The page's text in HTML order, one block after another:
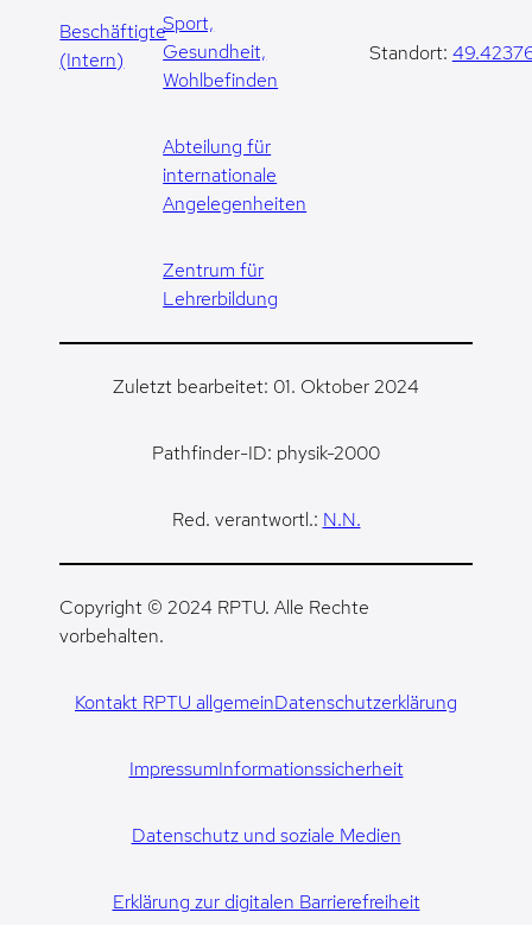
Beschäftigte
(Intern)
Sport,
Gesundheit,
Wohlbefinden
Abteilung für
internationale
Angelegenheiten
Zentrum für
Lehrerbildung
Standort:
Zuletzt bearbeitet: 01. Oktober 2024
Pathfinder-ID: physik-2000
Red. verantwortl.: N.N.
Copyright © 2024 RPTU. Alle Rechte
vorbehalten.
Kontakt RPTU allgemeinDatenschutzerklärung
ImpressumInformationssicherheit
Datenschutz und soziale Medien
Erklärung zur digitalen Barrierefreiheit